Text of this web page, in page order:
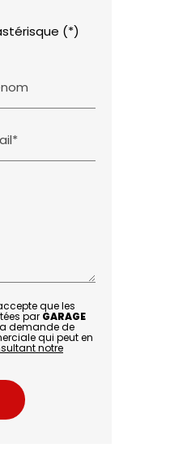
(*)
que les
par GARAGE
demande de
qui peut en
notre